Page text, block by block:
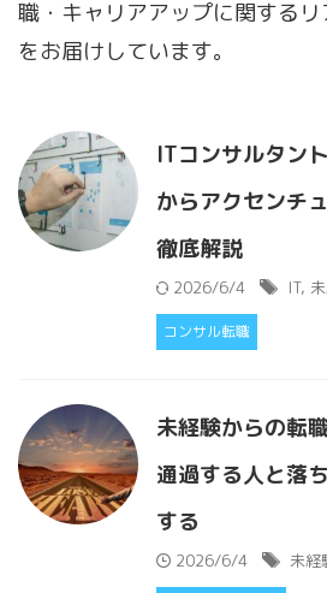
職・キャリアアップに関する
をお届けしています。
ITコンサルタン
からアクセンチ
徹底解説
2026/6/4 IT,
コンサル転職
未経験からの転
通過する人と落
する
2026/6/4 未経